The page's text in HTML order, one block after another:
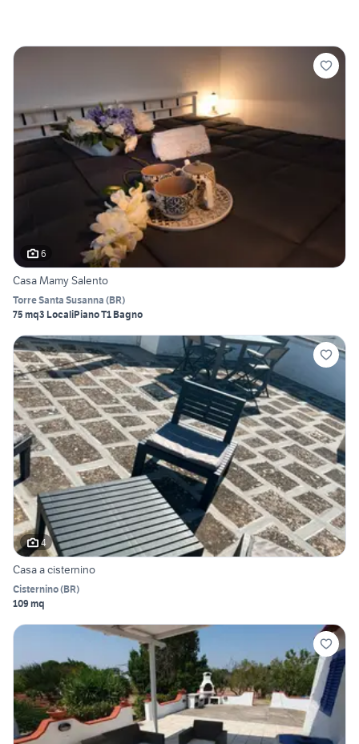
6
Casa Mamy Salento
Torre Santa Susanna (BR)
75 mq3 LocaliPiano T1 Bagno
4
Casa a cisternino
Cisternino(BR)
109 mq